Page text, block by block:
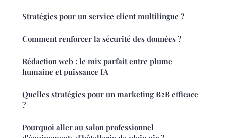
Stratégies pour un service client multilingue ?
Comment renforcer la sécurité des données ?
Rédaction web : le mix parfait entre plume
humaine et puissance IA
Quelles stratégies pour un marketing B2B efficace
?
Pourquoi aller au salon professionnel